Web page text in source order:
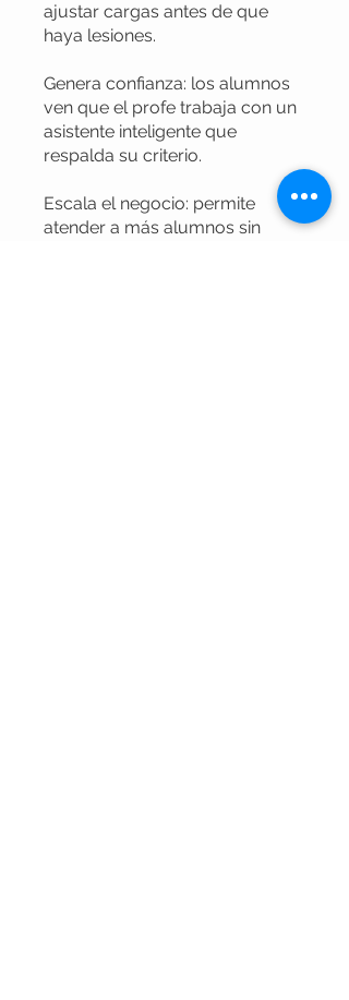
ajustar cargas antes de que
haya lesiones.
Genera confianza: los alumnos
ven que el profe trabaja con un
asistente inteligente que
respalda su criterio.
Escala el negocio: permite
atender a más alumnos sin